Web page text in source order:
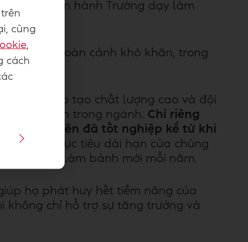
đang vận hành Trường dạy làm
có hoàn cảnh khó khăn, trong
trình đào tạo chất lượng cao và đội
phát triển trong ngành. Chỉ riêng
sinh viên đã tốt nghiệp kể từ khi
2022
. Mục tiêu dài hạn của chúng
dạy Làm bánh mới mỗi năm.
họ phát huy hết tiềm năng của
không chỉ hỗ trợ sự tăng trưởng và
cũng
,
cách